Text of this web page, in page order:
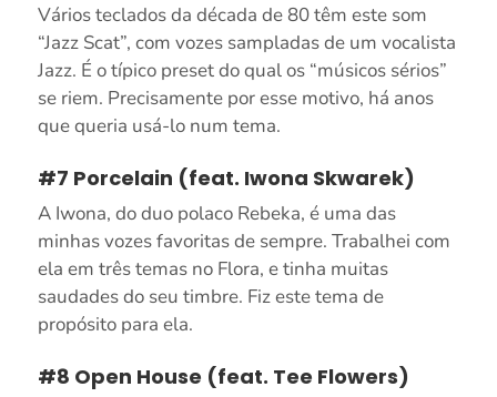
Vários teclados da década de 80 têm este som
“Jazz Scat”, com vozes sampladas de um vocalista
Jazz. É o típico preset do qual os “músicos sérios”
se riem. Precisamente por esse motivo, há anos
que queria usá-lo num tema.
#7 Porcelain (feat. Iwona Skwarek)
A Iwona, do duo polaco Rebeka, é uma das
minhas vozes favoritas de sempre. Trabalhei com
ela em três temas no Flora, e tinha muitas
saudades do seu timbre. Fiz este tema de
propósito para ela.
#8 Open House (feat. Tee Flowers)